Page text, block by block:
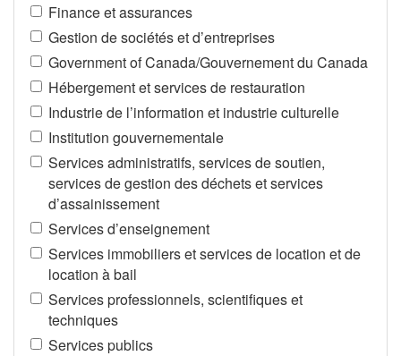
Finance et assurances
Gestion de sociétés et d’entreprises
Government of Canada/Gouvernement du Canada
Hébergement et services de restauration
Industrie de l’information et industrie culturelle
Institution gouvernementale
Services administratifs, services de soutien,
services de gestion des déchets et services
d’assainissement
Services d’enseignement
Services immobiliers et services de location et de
location à bail
Services professionnels, scientifiques et
techniques
Services publics